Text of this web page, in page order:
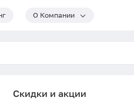
О Компании
Скидки и акции